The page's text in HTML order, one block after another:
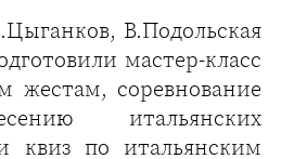
В.Подольская
мастер-класс
жестам, соревнование
итальянских
квиз по итальянским